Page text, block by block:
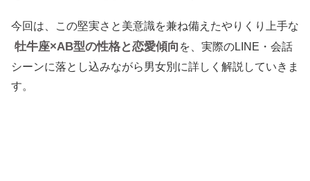
今回は、この堅実さと美意識を兼ね備えたやりくり上手な
牡牛座×AB型の性格と恋愛傾向 を、実際のLINE・会話
シーンに落とし込みながら男女別に詳しく解説していきま
す。